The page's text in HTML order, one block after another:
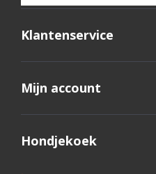
Klantenservice
Mijn account
Hondjekoek